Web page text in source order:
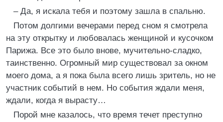
– Да, я искала тебя и поэтому зашла в спальню.
Потом долгими вечерами перед сном я смотрела
на эту открытку и любовалась женщиной и кусочком
Парижа. Все это было внове, мучительно-сладко,
таинственно. Огромный мир существовал за окном
моего дома, а я пока была всего лишь зритель, но не
участник событий в нем. Но события ждали меня,
ждали, когда я вырасту…
Порой мне казалось, что время течет преступно